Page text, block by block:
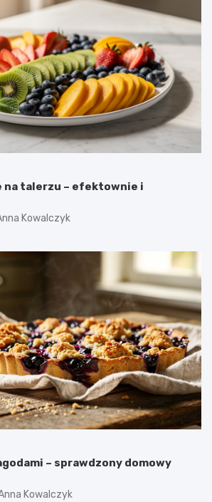
na talerzu – efektownie i
Kowalczyk
– sprawdzony domowy
Kowalczyk